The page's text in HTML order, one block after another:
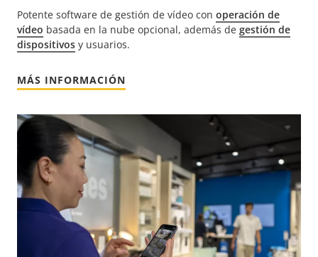
Potente software de gestión de vídeo con operación de
vídeo basada en la nube opcional, además de gestión de
dispositivos y usuarios.
MÁS INFORMACIÓN